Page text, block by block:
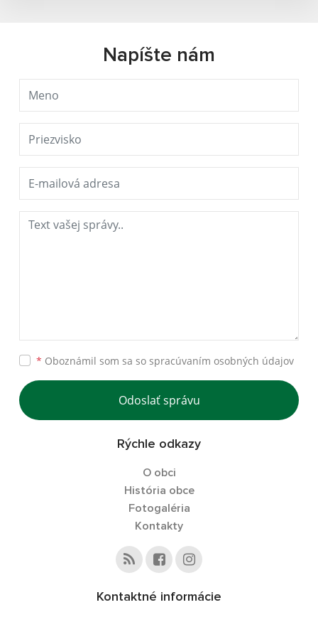
Napíšte nám
* Oboznámil som sa so spracúvaním osobných údajov
Odoslať správu
Rýchle odkazy
O obci
História obce
Fotogaléria
Kontakty
Kontaktné informácie